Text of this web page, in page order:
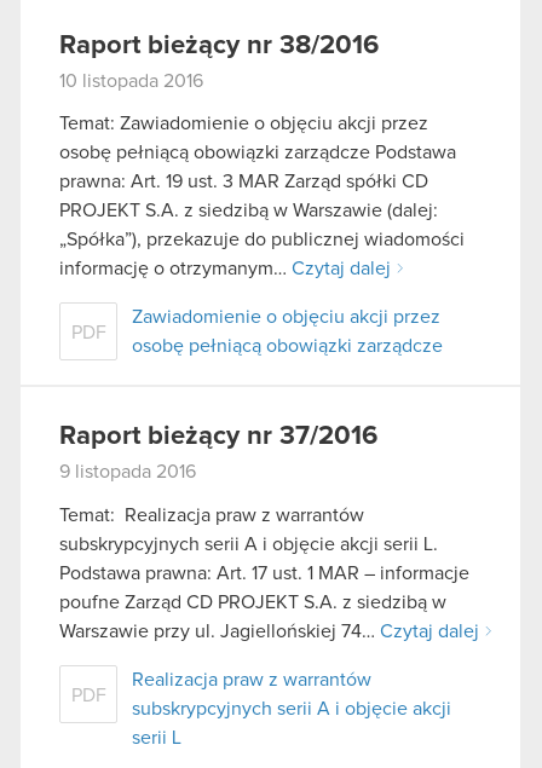
Raport bieżący nr 38/2016
10 listopada 2016
Temat: Zawiadomienie o objęciu akcji przez
osobę pełniącą obowiązki zarządcze Podstawa
prawna: Art. 19 ust. 3 MAR Zarząd spółki CD
PROJEKT S.A. z siedzibą w Warszawie (dalej:
„Spółka”), przekazuje do publicznej wiadomości
informację o otrzymanym… Czytaj dalej
PDF
Zawiadomienie o objęciu akcji przez
osobę pełniącą obowiązki zarządcze
Raport bieżący nr 37/2016
9 listopada 2016
Temat: Realizacja praw z warrantów
subskrypcyjnych serii A i objęcie akcji serii L.
Podstawa prawna: Art. 17 ust. 1 MAR – informacje
poufne Zarząd CD PROJEKT S.A. z siedzibą w
Warszawie przy ul. Jagiellońskiej 74… Czytaj dalej
PDF
Realizacja praw z warrantów
subskrypcyjnych serii A i objęcie akcji
serii L